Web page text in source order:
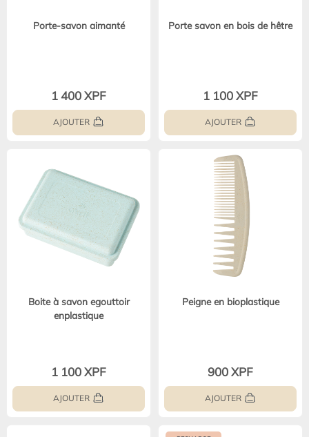
Porte-savon aimanté
1 400 XPF
AJOUTER
Porte savon en bois de hêtre
1 100 XPF
AJOUTER
Boite à savon egouttoir
enplastique
1 100 XPF
AJOUTER
Peigne en bioplastique
900 XPF
AJOUTER